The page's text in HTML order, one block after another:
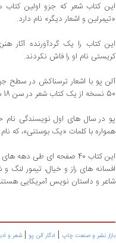
این کتاب شعر که جزو اولین
«تیمِرلین و اشعار دیگر» نام دارد.
این کتاب را یک گردآورنده آثار
کریستی نام او را فاش نکردند.
آلن پو با اشعار ترسناکش در سطح
50 نسخه از یک کتاب شعر در سن 18 سالگی آغاز کرد.
پو در سال های اول نویسندگی
همواره با کلمات «یک بوستنی»، که
این کتاب 40 صفحه ای طی دهه های طولانی پوسیده و بسیار قدیمی شده است.
افسانه های راز و خیال، تیمور لنگ
شاعر و داستان نویس آمریکایی
بازار نشر و صنعت چاپ | ادگار آلن پو | شعر و